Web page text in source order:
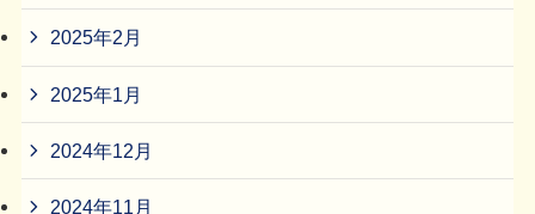
2025年2月
2025年1月
2024年12月
2024年11月